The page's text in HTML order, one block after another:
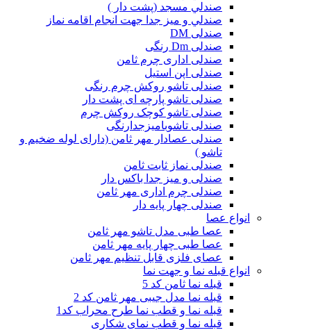
صندلي مسجد (پشت دار )
صندلي و ميز جدا جهت انجام اقامه نماز
صندلی DM
صندلی Dm رنگی
صندلی اداری چرم ثامن
صندلی اپن استیل
صندلی تاشو روکش چرم رنگی
صندلی تاشو پارچه ای پشت دار
صندلی تاشو کوچک روکش چرم
صندلی تاشوبامیزجدارنگی
صندلی عصادار مهر ثامن (دارای لوله ضخیم و
تاشو )
صندلی نماز ثابت ثامن
صندلی و میز جدا باکس دار
صندلی چرم اداری مهر ثامن
صندلی چهار پایه دار
انواع عصا
عصا طبی مدل تاشو مهر ثامن
عصا طبی چهار پایه مهر ثامن
عصای فلزی قابل تنظیم مهر ثامن
انواع قبله نما و جهت نما
قبله نما ثامن کد 5
قبله نما مدل جیبی مهر ثامن کد 2
قبله نما و قطب نما طرح محراب کد1
قبله نما و قطب نمای شکاری